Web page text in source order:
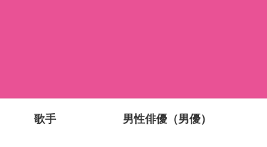
歌手 男性俳優（男優）